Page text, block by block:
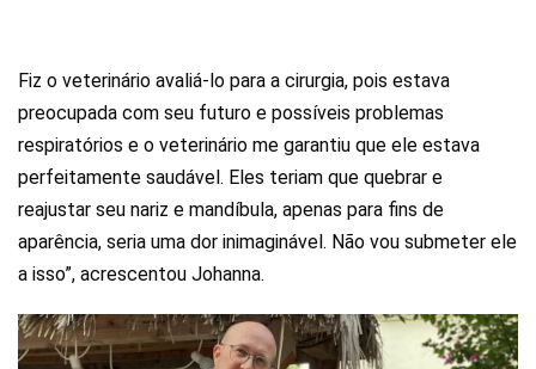
Fiz o veterinário avaliá-lo para a cirurgia, pois estava
preocupada com seu futuro e possíveis problemas
respiratórios e o veterinário me garantiu que ele estava
perfeitamente saudável. Eles teriam que quebrar e
reajustar seu nariz e mandíbula, apenas para fins de
aparência, seria uma dor inimaginável. Não vou submeter ele
a isso”, acrescentou Johanna.